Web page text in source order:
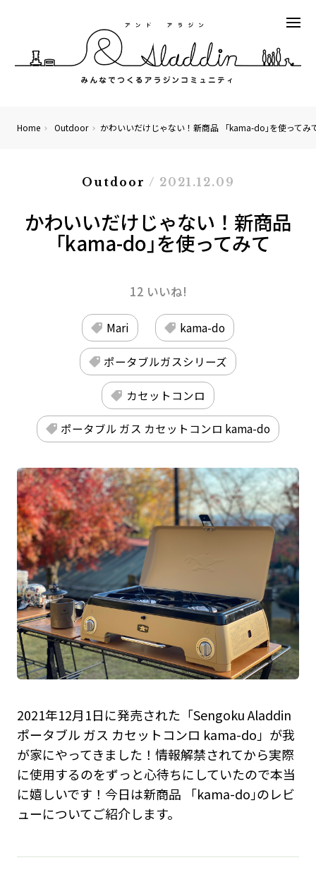
Home Outdoor かわいいだけじゃない！新商品 「kama-do｣を使ってみ
Outdoor / 2021.12.09
かわいいだけじゃない！新商品
「kama-do｣を使ってみて
12 いいね!
Mari kama-do
ポータブルガスシリーズ
カセットコンロ
ポータブル ガス カセットコンロ kama-do
2021年12月1日に発売された「Sengoku Aladdin
ポータブル ガス カセットコンロ kama-do」が我
が家にやってきました！情報解禁されてから実際
に使用するのをずっと心待ちにしていたので本当
に嬉しいです！今日は新商品 「kama-do｣のレビ
ューについてご紹介します。